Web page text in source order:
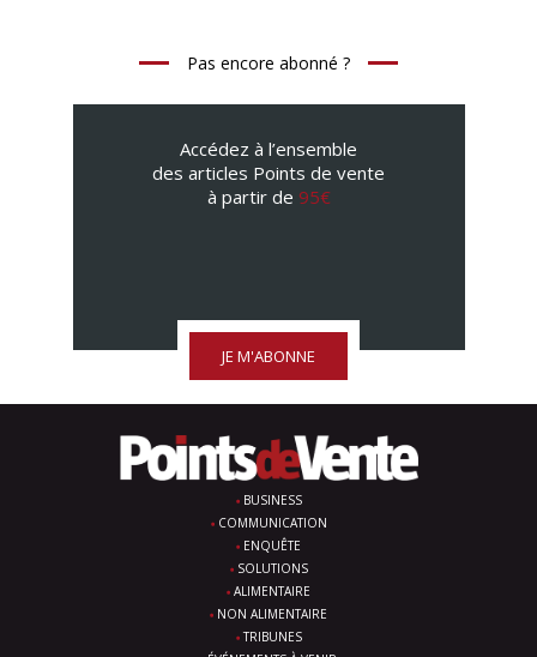
Pas encore abonné ?
Accédez à l’ensemble
des articles Points de vente
à partir de 95€
JE M'ABONNE
BUSINESS
COMMUNICATION
ENQUÊTE
SOLUTIONS
ALIMENTAIRE
NON ALIMENTAIRE
TRIBUNES